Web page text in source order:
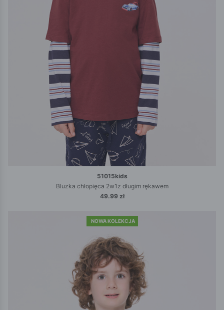
51015kids
Bluzka chłopięca 2w1z długim rękawem
49.99 zł
NOWA KOLEKCJA